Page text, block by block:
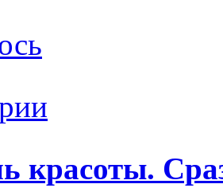
красоты.